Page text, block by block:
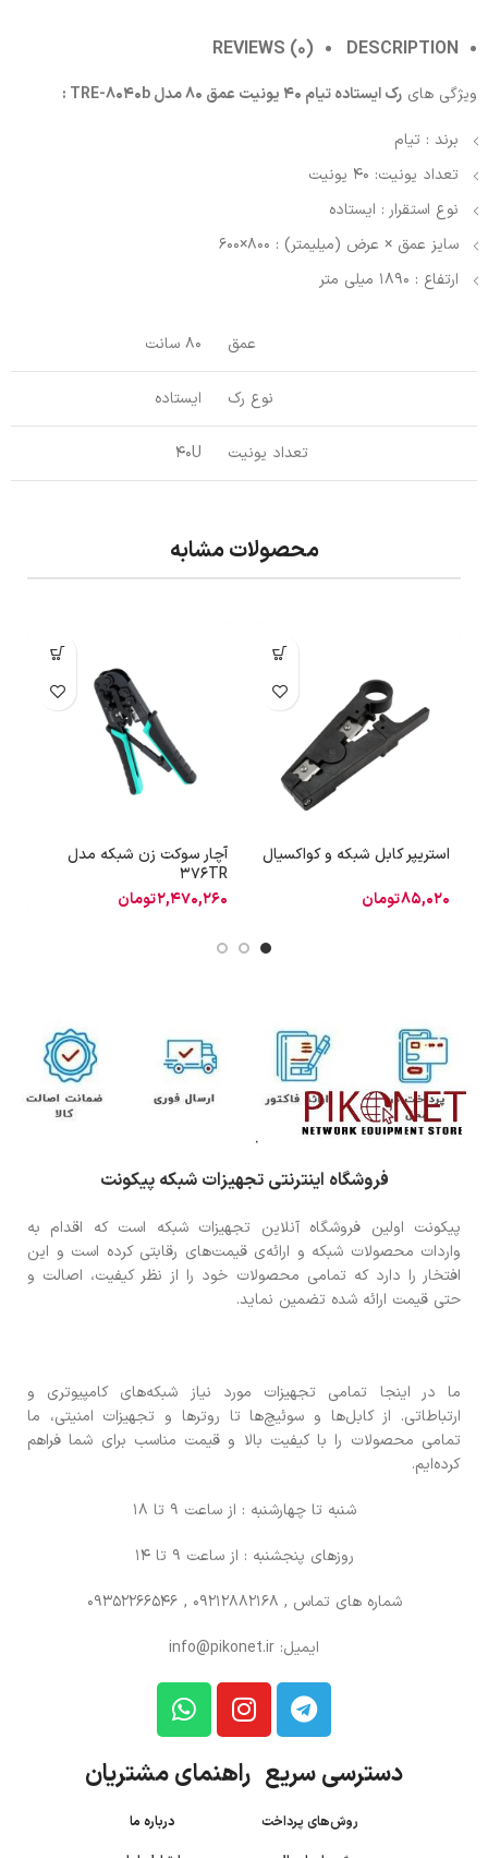
DESCRIPTION
REVIEWS (0)
ویژگی های رک ایستاده تیام 40 یونیت عمق 80 مدل TRE-8040b :
برند : تیام
تعداد یونیت: 40 یونیت
نوع استقرار : ایستاده
سایز عمق × عرض (میلیمتر) : 800×600
ارتفاع : 1890 میلی متر
عمق 80 سانت
نوع رک ایستاده
تعداد یونیت 40U
محصولات مشابه
استریپر کابل شبکه و کواکسیال
85,020تومان
آچار سوکت زن شبکه مدل
376TR
2,470,260تومان
فروشگاه اینترنتی تجهیزات شبکه پیکونت
پیکونت اولین فروشگاه آنلاین تجهیزات شبکه است که اقدام به
واردات محصولات شبکه و ارائه‌ی قیمت‌های رقابتی کرده است و این
افتخار را دارد که تمامی محصولات خود را از نظر کیفیت، اصالت و
حتی قیمت ارائه شده تضمین نماید.
ما در اینجا تمامی تجهیزات مورد نیاز شبکه‌های کامپیوتری و
ارتباطاتی. از کابل‌ها و سوئیچ‌ها تا روترها و تجهیزات امنیتی، ما
تمامی محصولات را با کیفیت بالا و قیمت مناسب برای شما فراهم
کرده‌ایم.
شنبه تا چهارشنبه : از ساعت 9 تا 18
روزهای پنجشنبه : از ساعت 9 تا 14
شماره های تماس , 09212882168 , 09352266546
ایمیل: info@pikonet.ir
دسترسی سریع راهنمای مشتریان
روش‌های پرداخت درباره ما